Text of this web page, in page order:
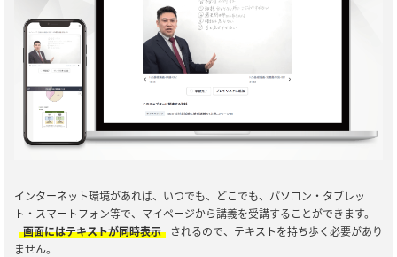
インターネット環境があれば、いつでも、どこでも、パソコン・タブレッ
ト・スマートフォン等で、マイページから講義を受講することができます。
画面にはテキストが同時表示
されるので、テキストを持ち歩く必要があり
ません。